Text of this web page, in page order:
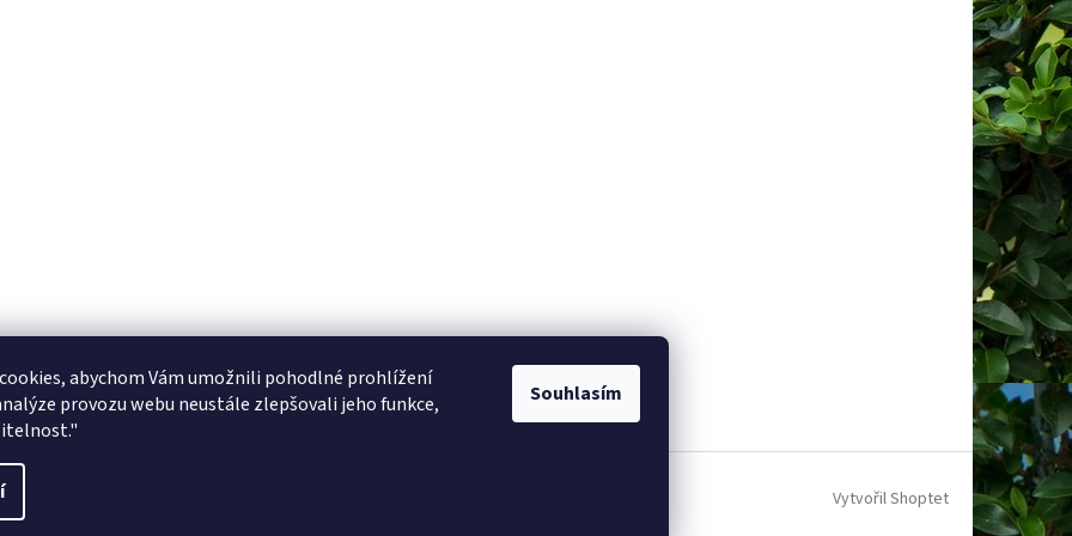
abychom Vám umožnili pohodlné prohlížení
provozu webu neustále zlepšovali jeho funkce,
Souhlasím
KRMIVA ENERGYS pro koně - GRANULE
Vytvořil Shoptet
nastavení cookies